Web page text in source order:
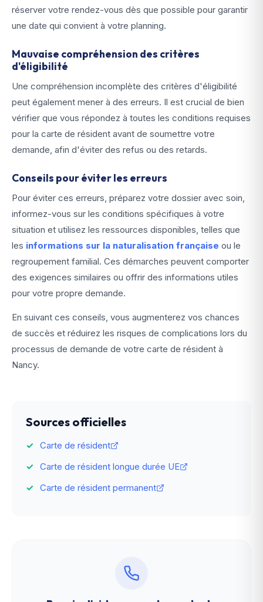
réserver votre rendez-vous dès que possible pour garantir
une date qui convient à votre planning.
Mauvaise compréhension des critères
d'éligibilité
Une compréhension incomplète des critères d'éligibilité
peut également mener à des erreurs. Il est crucial de bien
vérifier que vous répondez à toutes les conditions requises
pour la carte de résident avant de soumettre votre
demande, afin d'éviter des refus ou des retards.
Conseils pour éviter les erreurs
Pour éviter ces erreurs, préparez votre dossier avec soin,
informez-vous sur les conditions spécifiques à votre
situation et utilisez les ressources disponibles, telles que
les informations sur la naturalisation française ou le
regroupement familial. Ces démarches peuvent comporter
des exigences similaires ou offrir des informations utiles
pour votre propre demande.
En suivant ces conseils, vous augmenterez vos chances
de succès et réduirez les risques de complications lors du
processus de demande de votre carte de résident à
Nancy.
Sources officielles
Carte de résident
Carte de résident longue durée UE
Carte de résident permanent